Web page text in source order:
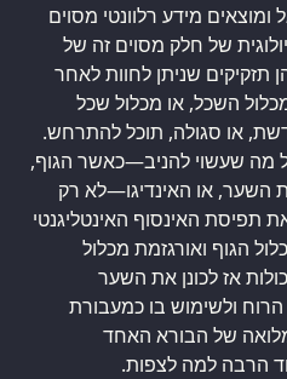
מידע רלוונטי מסוים
של חלק מסוים זה של
תזקיקים שניתן לחוות לאחר
השכל, או מכלול שכל
או סגולה, תוכל להתרחש.
מה שעשוי להניב—כאשר הגוף,
או האינדיגו—לא רק
תפיסת האינסוף האינטליגנטי
הגוף ואורגזמת מכלול
אז לכונן את השער
ולשימוש בו כמעבורת
של הבורא האחד
הרבה למה לצפות.